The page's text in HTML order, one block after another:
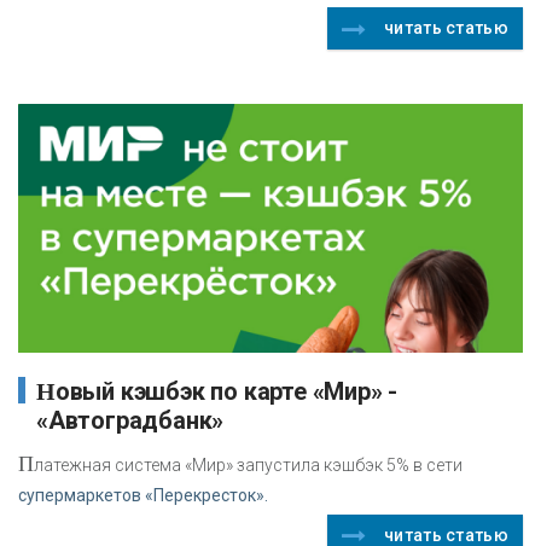
читать статью
Новый кэшбэк по карте «Мир» -
«Автоградбанк»
Платежная система «Мир» запустила кэшбэк 5% в сети
супермаркетов «Перекресток».
читать статью